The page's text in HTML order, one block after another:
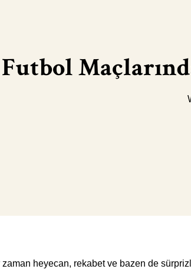
Futbol
zaman heyecan, rekabet ve bazen de